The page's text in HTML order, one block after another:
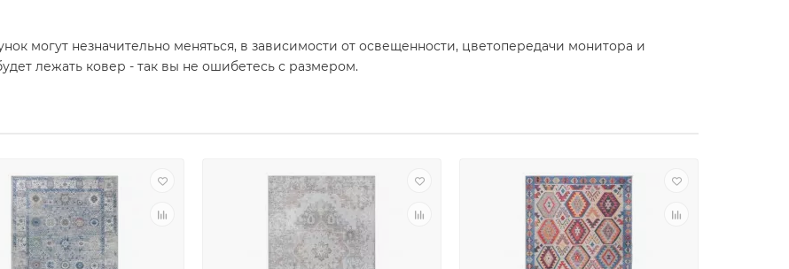
могут незначительно меняться, в зависимости от освещенности, цветопередачи монитора и
лежать ковер - так вы не ошибетесь с размером.